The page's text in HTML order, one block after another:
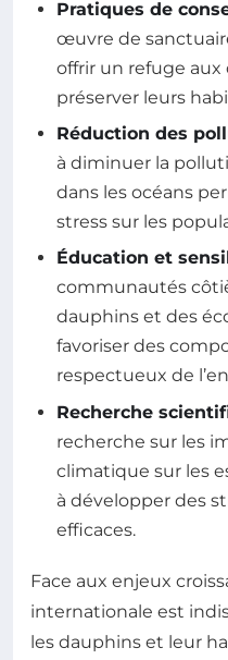
Pratiques de
œuvre de
offrir un refuge
préserver leurs
Réduction des
à diminuer la
dans les océans
stress sur les
Éducation et
communautés
dauphins et des
favoriser des
respectueux de
Recherche
recherche sur les
climatique sur les
à développer des
efficaces.
Face aux enjeux
internationale est
les dauphins et leur